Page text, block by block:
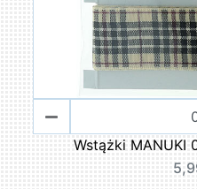
Wstążki MANUKI